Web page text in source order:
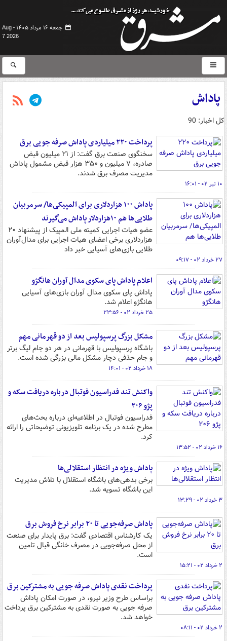
جمعه ۱۶ مرداد ۱۴۰۵ -
Aug
7 2026
پاداش
کل اخبار: 90
پرداخت ۲۲۰ میلیاردی پاداش صرفه جویی برق
سخنگوی صنعت برق گفت: از ۲۱ میلیون قبض
صادره، ۷ میلیون و ۳۵۰ هزار قبض مشمول پاداش
مدیریت مصرف برق شدند.
۱۰ تیر ۰۲ - ۱۶:۰۱
پاداش ۱۰۰ هزاردلاری برای المپیکی‌ها/ سرمربیان
طلایی‌ها هم ۱۰هزاردلار پاداش می‌گیرند
عضو هیات اجرایی کمیته ملی المپیک از پیشنهاد ۲۰
هزاردلاری برخی اعضای هیات اجرایی برای مدال‌آوران
طلایی بازی‌های آسیایی خبر داد
۲۷ خرداد ۰۲ - ۰۹:۱۷
اعلام پاداش پای سکوی مدال آوران هانگژو
پاداش پای سکوی مدال آوران بازی‌های آسیایی
هانگژو اعلام شد.
۲۵ خرداد ۰۲ - ۲۳:۵۶
مشکل بزرگ پرسپولیس بعد از دو قهرمانی مهم
باشگاه پرسپولیس با قهرمانی در هر دو جام لیگ برتر
و جام حذفی دچار مشکل مالی بزرگی شده است.
۱۸ خرداد ۰۲ - ۱۴:۰۱
واکنش تند فدراسیون فوتبال درباره دریافت سکه و
پژو ۲۰۶
فدراسیون فوتبال در اطلاعیه‌ای درباره بحث‌های
مطرح شده در یک برنامه تلویزیونی توضیحاتی را ارائه
کرد.
۱۶ خرداد ۰۲ - ۱۳:۵۲
پاداش ویژه در انتظار استقلالی‌ها
برخی بدهی‌های باشگاه استقلال با تلاش مدیریت
این باشگاه تسویه شد.
۳ خرداد ۰۲ - ۱۳:۲۹
پاداش صرفه‌جویی تا ۲۰ برابر نرخ فروش برق
یک کارشناس اقتصادی گفت: برق پایدار برای صنعت
از محل صرفه‌جویی در مصرف خانگی قبال تامین
است.
۲ خرداد ۰۲ - ۱۵:۲۱
پرداخت نقدی پاداش صرفه جویی به مشترکین برق
براساس طرح وزیر نیرو، در صورت امکان پاداش
صرفه جویی به صورت نقدی به مشترکین برق پرداخت
خواهد شد.
۲ خرداد ۰۲ - ۰۸:۱۱